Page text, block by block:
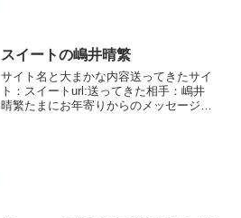
スイートの嶋井晴繁
サイト名と大まかな内容送ってきたサイ
ト：スイートurl:送ってきた相手：嶋井
晴繁たまにお年寄りからのメッセージは